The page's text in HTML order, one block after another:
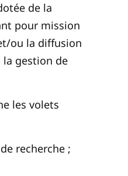
de la
pour mission
ou la diffusion
la gestion de
les volets
recherche ;